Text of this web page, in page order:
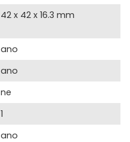
42 x 42 x 16.3 mm
ano
ano
ne
1
ano